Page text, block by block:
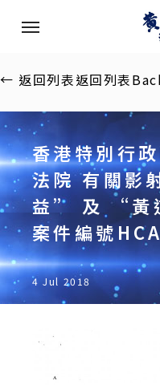
content
Menu
← 返回列表返回列表
香港特別行
法院 有關影
益” 及 “黃
案件編號
4 Jul 2018